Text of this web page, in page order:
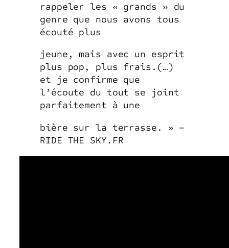
rappeler les « grands » du
genre que nous avons tous
écouté plus
jeune, mais avec un esprit
plus pop, plus frais.(…)
et je confirme que
l’écoute du tout se joint
parfaitement à une
bière sur la terrasse. » –
RIDE THE SKY.FR